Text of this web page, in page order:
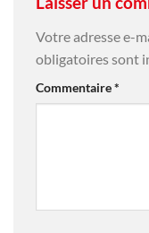
Votre adresse e-
obligatoires sont
Commentaire*